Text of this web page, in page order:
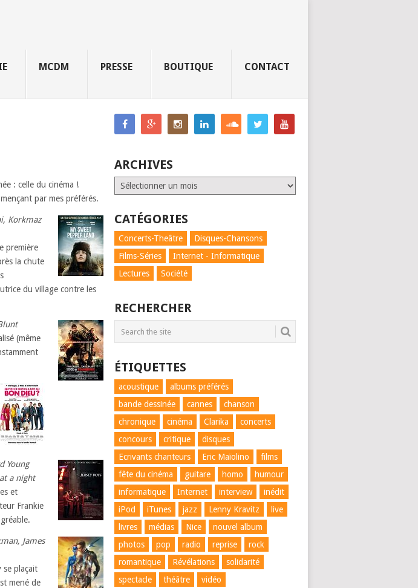
MCDM PRESSE BOUTIQUE CONTACT
: celle du cinéma !
par mes préférés.
Korkmaz
première
la chute
du village contre les
(même
Young
a night
et
Frankie
James
se plaçait
mené de
ARCHIVES
Archives
CATÉGORIES
Concerts-Theâtre
Disques-Chansons
Films-Séries
Internet - Informatique
Lectures
Société
RECHERCHER
ÉTIQUETTES
acoustique
albums préférés
bande dessinée
cannes
chanson
chronique
cinéma Clarika
concerts
concours
critique
disques
Ecrivants chanteurs
Eric Maïolino
films
fête du cinéma
guitare homo
humour
informatique
Internet interview
inédit
iPod
iTunes jazz Lenny Kravitz
live
livres
médias Nice
nouvel album
photos
pop radio reprise
rock
romantique
Révélations
solidarité
spectacle
théâtre
vidéo